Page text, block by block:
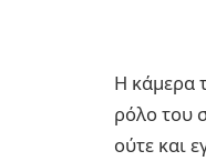
Η κάμερα
ρόλο του
ούτε και